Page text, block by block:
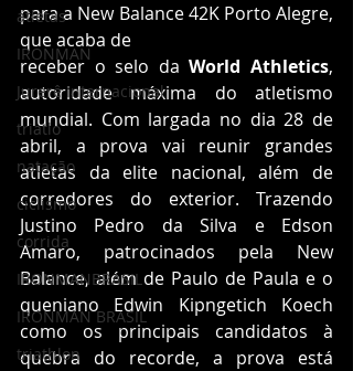
atletas
IRONMAN
Jurerê Internacional
triatlo
natação
ciclismo
corrida
IRONMANBRASIL
IRONMAN BRASIL
triathlon
para a New Balance 42K Porto Alegre,
que acaba de
receber o selo da World Athletics,
autoridade máxima do atletismo
mundial. Com largada no dia 28 de
abril, a prova vai reunir grandes
atletas da elite nacional, além de
corredores do exterior. Trazendo
Justino Pedro da Silva e Edson
Amaro, patrocinados pela New
Balance, além de Paulo de Paula e o
queniano Edwin Kipngetich Koech
como os principais candidatos à
quebra do recorde, a prova está